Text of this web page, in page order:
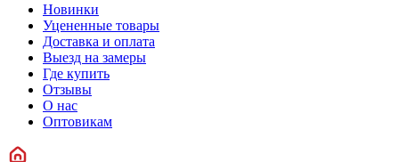
Новинки
Уцененные товары
Доставка и оплата
Выезд на замеры
Где купить
Отзывы
О нас
Оптовикам